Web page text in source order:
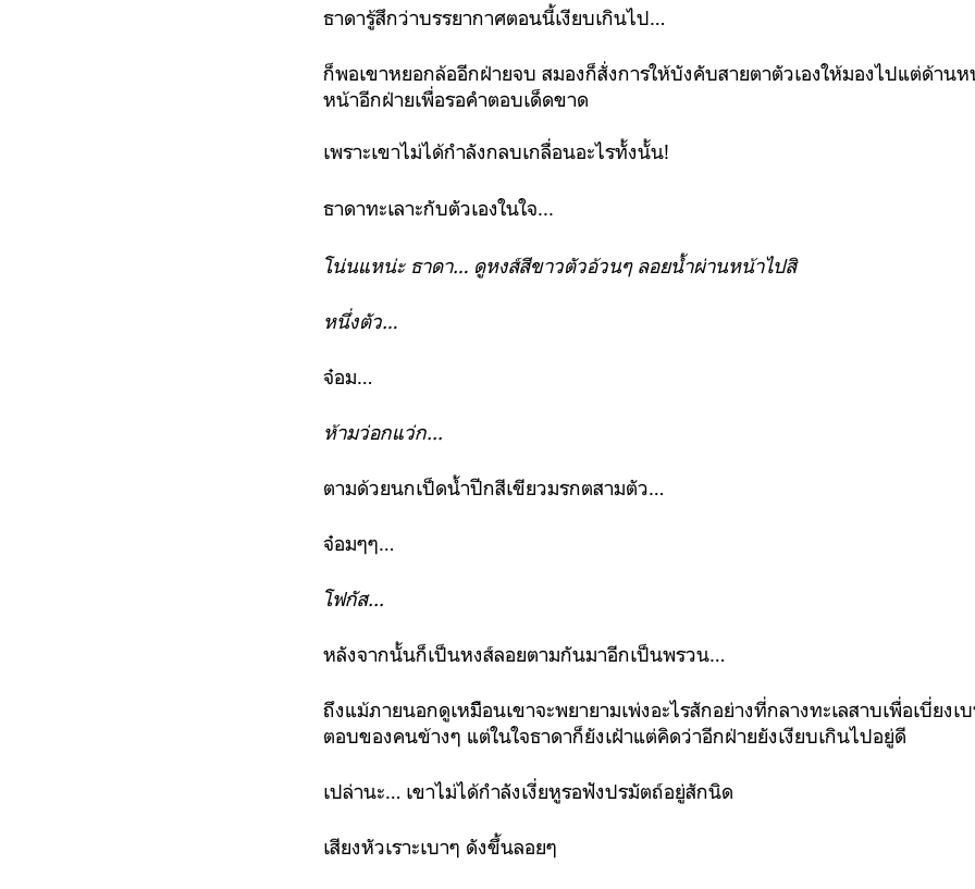
ธาดารู้สึกว่าบรรยากาศตอนนี้เงียบเกินไป…
ก็พอเขาหยอกล้ออีกฝ่ายจบ สมองก็สั่งการให้บังคับสายตาตัวเองให้มองไปแต่ด้าน
หน้าอีกฝ่ายเพื่อรอคำตอบเด็ดขาด
เพราะเขาไม่ได้กำลังกลบเกลื่อนอะไรทั้งนั้น!
ธาดาทะเลาะกับตัวเองในใจ...
โน่นแหน่ะ ธาดา… ดูหงส์สีขาวตัวอ้วนๆ ลอยน้ำผ่านหน้าไปสิ
หนึ่งตัว…
จ๋อม…
ห้ามว่อกแว่ก...
ตามด้วยนกเป็ดน้ำปีกสีเขียวมรกตสามตัว…
จ๋อมๆๆ…
โฟกัส...
หลังจากนั้นก็เป็นหงส์ลอยตามกันมาอีกเป็นพรวน…
ถึงแม้ภายนอกดูเหมืิอนเขาจะพยายามเพ่งอะไรสักอย่างที่กลางทะเลสาบเพื่อเบี่ยงเ
ตอบของคนข้างๆ แต่ในใจธาดาก็ยังเฝ้าแต่คิดว่าอีกฝ่ายยังเงียบเกินไปอยู่ดี
เปล่านะ… เขาไม่ได้กำลังเงี่ยหูรอฟังปรมัตถ์อยู่สักนิด
เสียงหัวเราะเบาๆ ดังขึ้นลอยๆ